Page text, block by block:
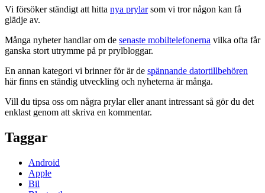
Vi försöker ständigt att hitta nya prylarsom vi tror någon kan få
glädje av.
Många nyheter handlar om de senaste mobiltelefonerna vilka ofta får
ganska stort utrymme på pr prylbloggar.
En annan kategori vi brinner för är de spännande datortillbehören
här finns en ständig utveckling och nyheterna är många.
Vill du tipsa oss om några prylar eller anant intressant så gör du det
enklast genom att skriva en kommentar.
Taggar
Android
Apple
Bil